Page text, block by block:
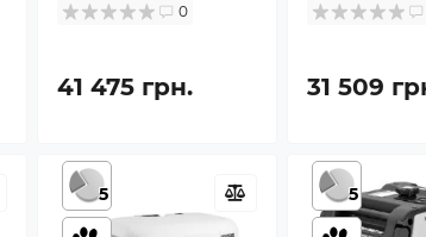
0
41 475 грн. 31 509
5 5